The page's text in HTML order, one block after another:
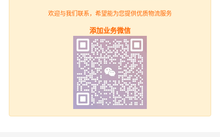
义乌(全境)（详细提货位置请电话
沟通）
伊川县
伊川县(全境)（详细送货位置请电
话沟通）
欢迎与我们联系，希望能为您提供优质物流服务
添加业务微信